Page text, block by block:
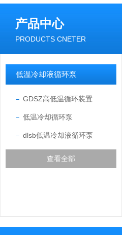
产品中心
PRODUCTS CNETER
低温冷却液循环泵
GDSZ高低温循环装置
低温冷却循环泵
dlsb低温冷却液循环泵
查看全部